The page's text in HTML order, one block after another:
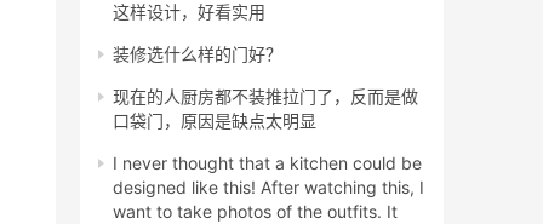
这样设计，好看实用
装修选什么样的门好？
现在的人厨房都不装推拉门了，反而是做
口袋门，原因是缺点太明显
I never thought that a kitchen could be
designed like this! After watching this, I
want to take photos of the outfits. It